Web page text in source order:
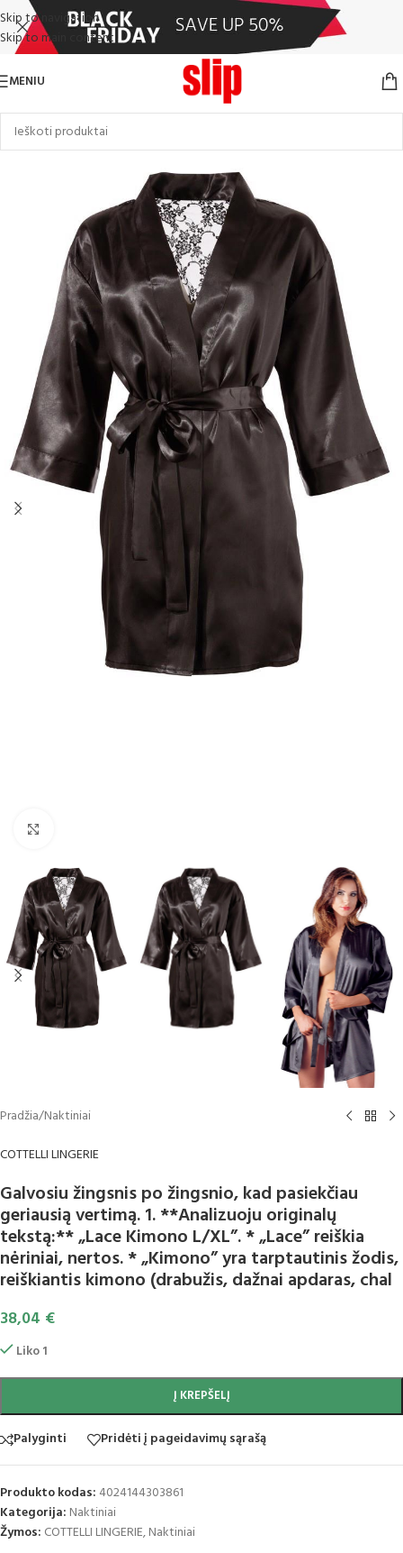
Skip to navigation
Skip to main content
MENIU
Pradžia/Naktiniai
COTTELLI LINGERIE
Galvosiu žingsnis po žingsnio, kad pasiekčiau
geriausią vertimą. 1. **Analizuoju originalų
tekstą:** „Lace Kimono L/XL”. * „Lace” reiškia
nėriniai, nertos. * „Kimono” yra tarptautinis žodis,
reiškiantis kimono (drabužis, dažnai apdaras, chal
38,04 €
Liko 1
Į KREPŠELĮ
Palyginti Pridėti į pageidavimų sąrašą
Produkto kodas: 4024144303861
Kategorija: Naktiniai
Žymos: COTTELLI LINGERIE,Naktiniai